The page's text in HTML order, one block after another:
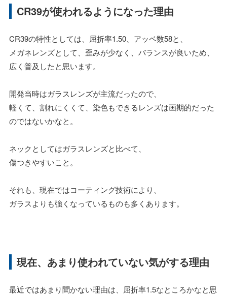
CR39が使われるようになった理由
CR39の特性としては、屈折率1.50、アッベ数58と、
メガネレンズとして、歪みが少なく、バランスが良いため、
広く普及したと思います。
開発当時はガラスレンズが主流だったので、
軽くて、割れにくくて、染色もできるレンズは画期的だった
のではないかなと。
ネックとしてはガラスレンズと比べて、
傷つきやすいこと。
それも、現在ではコーティング技術により、
ガラスよりも強くなっているものも多くあります。
現在、あまり使われていない気がする理由
最近ではあまり聞かない理由は、屈折率1.5なところかなと思